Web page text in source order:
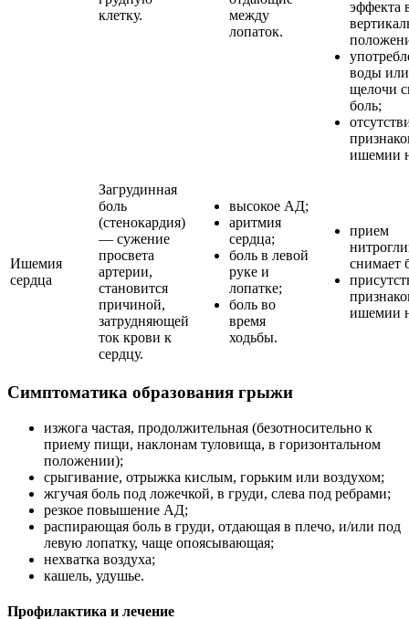
клетку.
между
лопаток.
эффекта
воды или
щелочи
боль;
ишемии
Ишемия
сердца
Загрудинная
боль
(стенокардия)
— сужение
просвета
артерии,
становится
причиной,
затрудняющей
ток крови к
сердцу.
высокое АД;
аритмия
сердца;
боль в левой
руке и
лопатке;
боль во
время
ходьбы.
прием
снимает
ишемии
Симптоматика образования грыжи
изжога частая, продолжительная (безотносительно к
приему пищи, наклонам туловища, в горизонтальном
положении);
срыгивание, отрыжка кислым, горьким или воздухом;
жгучая боль под ложечкой, в груди, слева под ребрами;
резкое повышение АД;
распирающая боль в груди, отдающая в плечо, и/или под
левую лопатку, чаще опоясывающая;
нехватка воздуха;
кашель, удушье.
Профилактика и лечение